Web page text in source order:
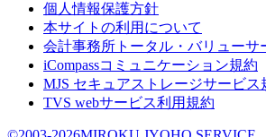
個人情報保護方針
本サイトの利用について
会計事務所トータル・バリューサ
iCompassコミュニケーション規約
MJS セキュアストレージサービス
TVS webサービス利用規約